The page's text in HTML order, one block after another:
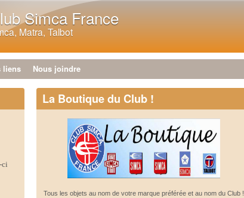
Simca France
Matra, Talbot
liens Nous joindre
ci
La Boutique du Club !
Tous les objets au nom de votre marque préférée et au nom du Club !